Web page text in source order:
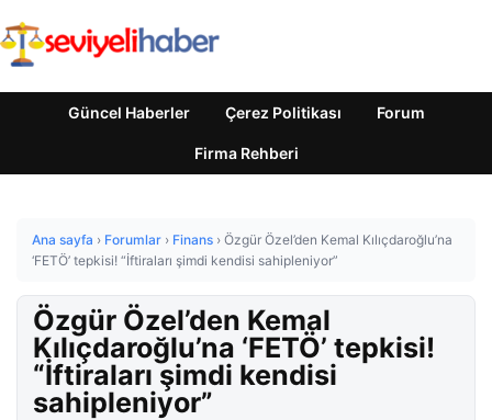
Güncel Haberler Çerez Politikası Forum
Firma Rehberi
Ana sayfa › Forumlar › Finans › Özgür Özel’den Kemal Kılıçdaroğlu’na
‘FETÖ’ tepkisi! “İftiraları şimdi kendisi sahipleniyor”
Özgür Özel’den Kemal
Kılıçdaroğlu’na ‘FETÖ’ tepkisi!
“İftiraları şimdi kendisi
sahipleniyor”